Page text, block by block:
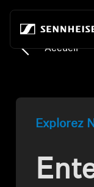
Casques par
Accueil
Explorez